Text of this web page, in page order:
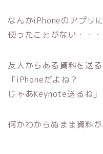
なんかiPhoneのアプリ
使ったことがない・・・
友人からある資料を送
「iPhoneだよね？
じゃあKeynote送るね」
何かわからぬまま資料が